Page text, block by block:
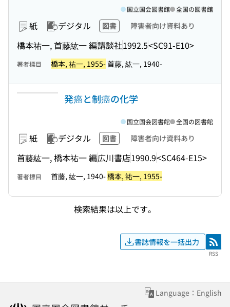
紙 デジタル 図書 障害者向け資料あり
橋本祐一, 首藤紘一 編講談社1992.5<SC91-E10>
国立国会図書館 全国の図書館
著者標目 橋本, 祐一, 1955-首藤, 紘一, 1940-
発癌と制癌の化学
紙 デジタル 図書 障害者向け資料あり
首藤紘一, 橋本祐一 編広川書店1990.9<SC464-E15>
国立国会図書館 全国の図書館
著者標目 首藤, 紘一, 1940-橋本, 祐一, 1955-
検索結果は以上です。
書誌情報を一括出力 RSS
RSS
Language：English